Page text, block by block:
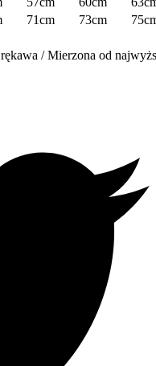
71cm 73cm
/ Mierzona od